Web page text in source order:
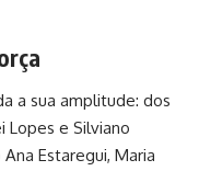
a sua amplitude: dos
Lopes e Silviano
Estaregui, Maria